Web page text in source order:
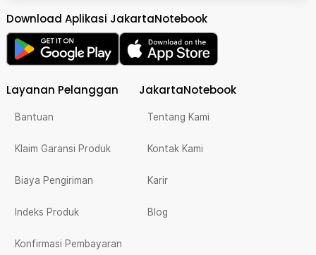
Download Aplikasi JakartaNotebook
Layanan Pelanggan
Bantuan
Klaim Garansi Produk
Biaya Pengiriman
Indeks Produk
Konfirmasi Pembayaran
JakartaNotebook
Tentang Kami
Kontak Kami
Karir
Blog